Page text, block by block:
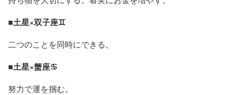
■土星×双子座♊
二つのことを同時にできる。
■土星×蟹座♋
努力で運を掴む。